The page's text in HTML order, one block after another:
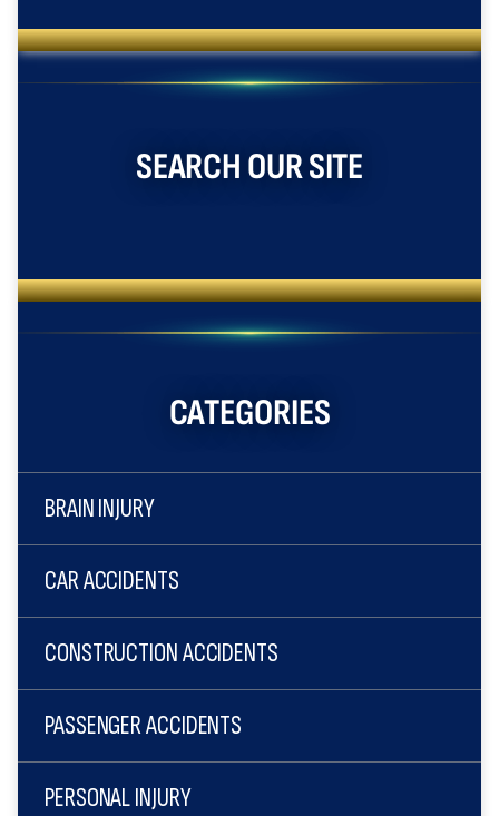
SEARCH OUR SITE
CATEGORIES
BRAIN INJURY
CAR ACCIDENTS
CONSTRUCTION ACCIDENTS
PASSENGER ACCIDENTS
PERSONAL INJURY